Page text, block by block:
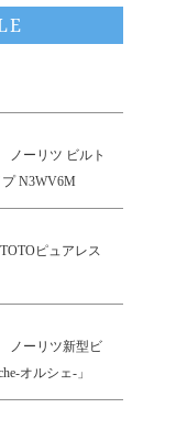
ーリツ ビルト
N3WV6M
ピュアレス
ノーリツ新型ビ
オルシェ-」